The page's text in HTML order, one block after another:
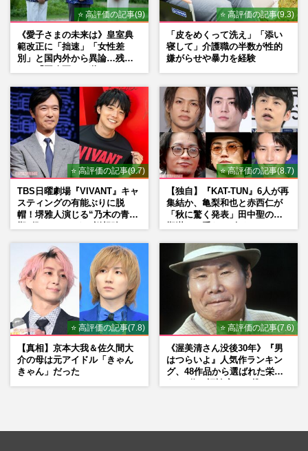
⭐ 高評価の記事(9)
《愛子さまの未来は》皇室典
範改正に「拙速」「女性差
別」と国内外から異論…残さ
⭐ 高評価の記事(9.3)
「皮をめくって洗え」「添い
寝して」介護職の半数が性的
嫌がらせや暴力を経験
⭐ 高評価の記事(9.7)
TBS日曜劇場『VIVANT』キャ
スティングの有能ぶりに脱
帽！堺雅人演じる“乃木の青年
マン長男・櫻井海音だった
⭐ 高評価の記事(8.7)
【独自】『KAT-TUN』6人が再
集結か、亀梨和也と赤西仁が
「秋に驚く発表」田中聖の刑
⭐ 高評価の記事(7.8)
【真相】京本大我＆佐久間大
介の母は元アイドル「きゃん
きゃん」だった
⭐ 高評価の記事(7.6)
《渥美清さん没後30年》『男
はつらいよ』人気作ランキン
グ、48作品から選ばれた栄え